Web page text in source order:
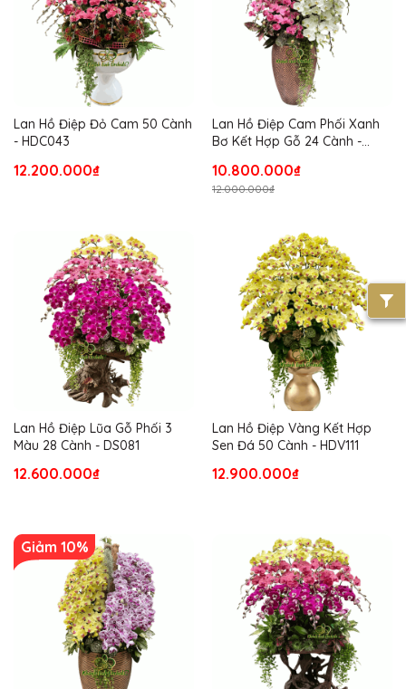
Lan Hồ Điệp Đỏ Cam 50 Cành
- HDC043
12.200.000₫
Lan Hồ Điệp Cam Phối Xanh
Bơ Kết Hợp Gỗ 24 Cành -
10.800.000₫
12.000.000₫
Lan Hồ Điệp Lũa Gỗ Phối 3
Màu 28 Cành - DS081
12.600.000₫
Lan Hồ Điệp Vàng Kết Hợp
Sen Đá 50 Cành - HDV111
12.900.000₫
Giảm 10%